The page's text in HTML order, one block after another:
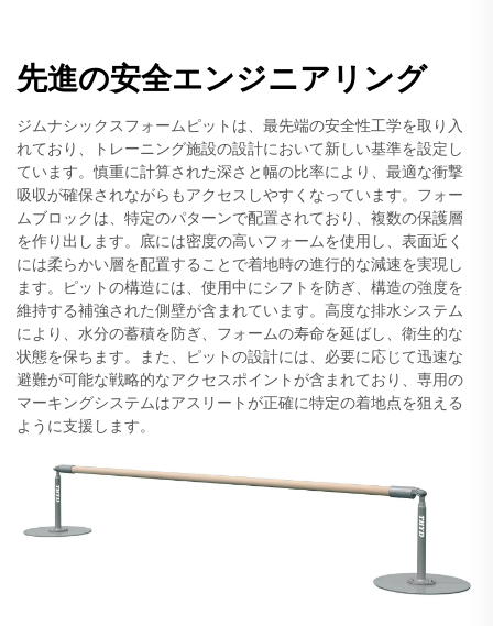
先進の安全エンジニアリング
ジムナシックスフォームピットは、最先端の安全性工学を取り入
れており、トレーニング施設の設計において新しい基準を設定し
ています。慎重に計算された深さと幅の比率により、最適な衝撃
吸収が確保されながらもアクセスしやすくなっています。フォー
ムブロックは、特定のパターンで配置されており、複数の保護層
を作り出します。底には密度の高いフォームを使用し、表面近く
には柔らかい層を配置することで着地時の進行的な減速を実現し
ます。ピットの構造には、使用中にシフトを防ぎ、構造の強度を
維持する補強された側壁が含まれています。高度な排水システム
により、水分の蓄積を防ぎ、フォームの寿命を延ばし、衛生的な
状態を保ちます。また、ピットの設計には、必要に応じて迅速な
避難が可能な戦略的なアクセスポイントが含まれており、専用の
マーキングシステムはアスリートが正確に特定の着地点を狙える
ように支援します。